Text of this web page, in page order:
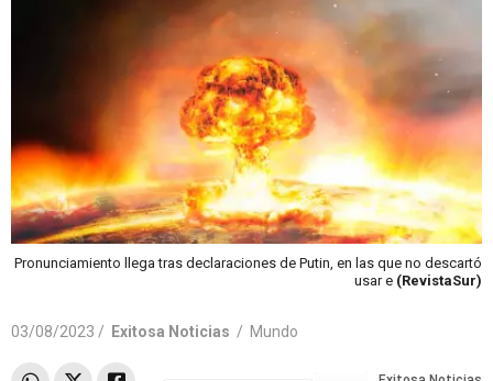
Pronunciamiento llega tras declaraciones de Putin, en las que no descartó
usar e (RevistaSur)
03/08/2023 / Exitosa Noticias / Mundo